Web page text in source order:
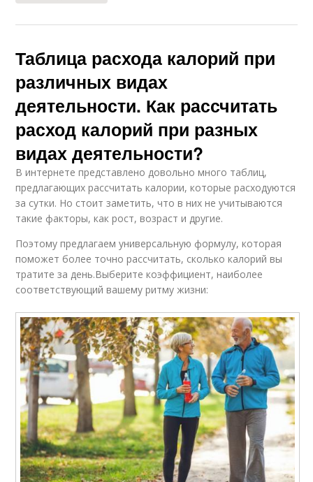
Таблица расхода калорий при
различных видах
деятельности. Как рассчитать
расход калорий при разных
видах деятельности?
В интернете представлено довольно много таблиц,
предлагающих рассчитать калории, которые расходуются
за сутки. Но стоит заметить, что в них не учитываются
такие факторы, как рост, возраст и другие.
Поэтому предлагаем универсальную формулу, которая
поможет более точно рассчитать, сколько калорий вы
тратите за день.Выберите коэффициент, наиболее
соответствующий вашему ритму жизни: